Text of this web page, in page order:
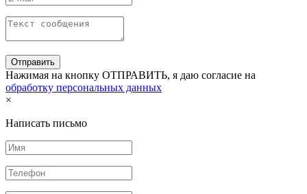
Нажимая на кнопку ОТПРАВИТЬ, я даю согласие на
обработку персональных данных
×
Написать письмо